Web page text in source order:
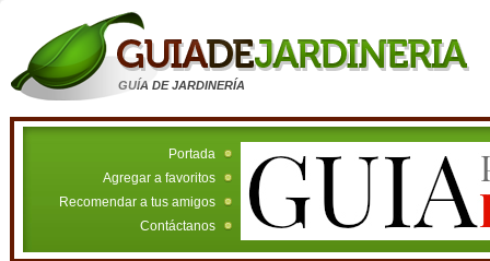
GUÍA DE JARDINERÍA
Portada
Agregar a favoritos
Recomendar a tus amigos
Contáctanos